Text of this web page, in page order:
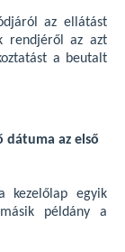
az ellátást
rendjéről az azt
a beutalt
dátuma az első
kezelőlap egyik
példány a